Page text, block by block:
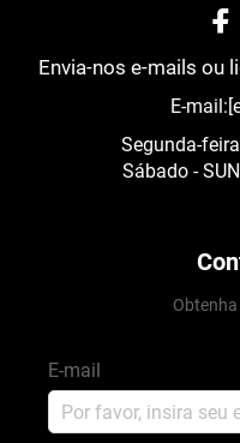
Envia-nos e-mails ou
E-mail:
Segunda-
Sábado -
E-mail